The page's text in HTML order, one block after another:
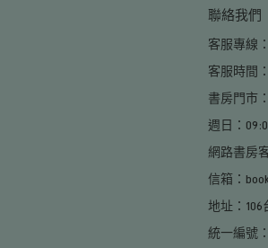
聯絡我們
客服專線
客服時間：
書房門市
週日：
網路書房
信箱：
地址：
統一編號